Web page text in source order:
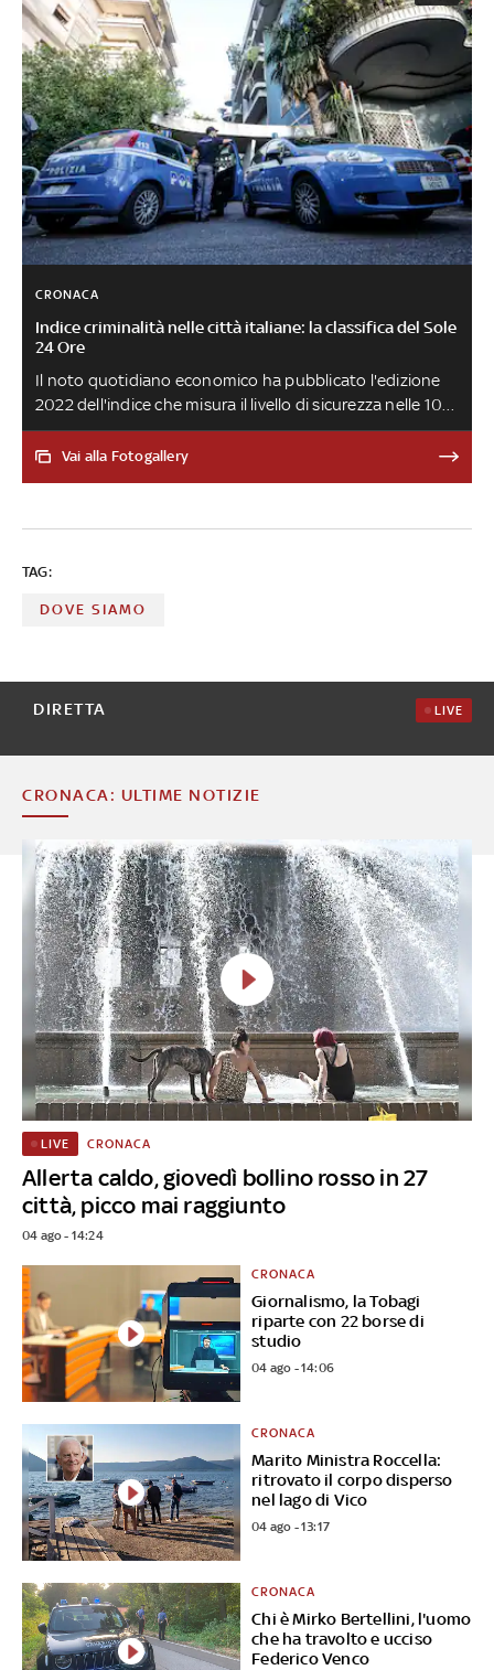
CRONACA
Indice criminalità nelle città italiane: la classifica del Sole
24 Ore
Il noto quotidiano economico ha pubblicato l'edizione
2022 dell'indice che misura il livello di sicurezza nelle 106
province italiane considerando le denunce sporte
nell'arco di 12 mesi per 18 tipologie di reato. Da Napoli a
Vai alla Fotogallery
TAG:
DOVE SIAMO
DIRETTA LIVE
CRONACA: ULTIME NOTIZIE
Allerta caldo, giovedì bollino rosso in 27
città, picco mai raggiunto
LIVE CRONACA
04 ago - 14:24
Giornalismo, la Tobagi
riparte con 22 borse di
studio
CRONACA
04 ago - 14:06
Marito Ministra Roccella:
ritrovato il corpo disperso
nel lago di Vico
CRONACA
04 ago - 13:17
Chi è Mirko Bertellini, l'uomo
che ha travolto e ucciso
Federico Venco
CRONACA